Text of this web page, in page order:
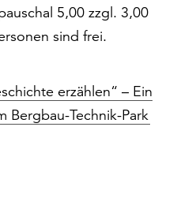
5,00 zzgl. 3,00
sind frei.
erzählen“ – Ein
Bergbau-Technik-Park